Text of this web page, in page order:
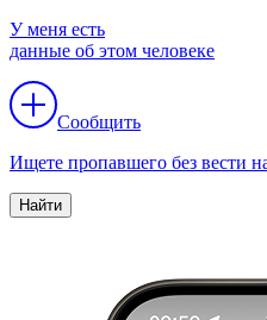
У меня есть
данные об этом человеке
Сообщить
Ищете пропавшего без вести
Найти